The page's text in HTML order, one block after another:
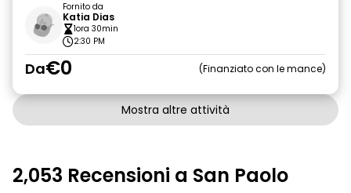
Fornito da
Katia Dias
1ora 30min
2:30 PM
Da€0 Finanziato con le mance
Mostra altre attività
2,053 Recensioni a San Paolo